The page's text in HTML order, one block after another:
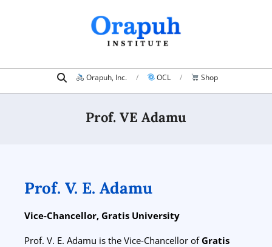
Orapuh, Inc. OCL Shop
Prof. VE Adamu
Prof. V. E. Adamu
Vice-Chancellor, Gratis University
Prof. V. E. Adamu is the Vice-Chancellor ofGratis